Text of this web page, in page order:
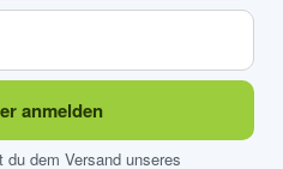
anmelden
dem Versand unseres